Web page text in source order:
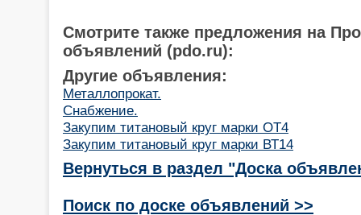
Смотрите также предложения на
объявлений (pdo.ru):
Другие объявления:
Металлопрокат.
Снабжение.
Закупим титановый круг марки ОТ4
Закупим титановый круг марки ВТ14
Вернуться в раздел "Доска
Поиск по доске объявлений >>